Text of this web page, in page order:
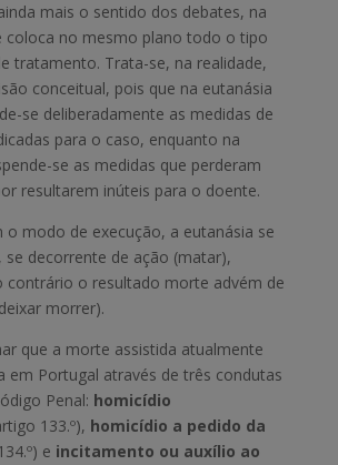
mais o sentido dos debates, na
coloca no mesmo plano todo o tipo
tratamento. Trata-se, na realidade,
conceitual, pois que na eutanásia
se deliberadamente as medidas de
para o caso, enquanto na
se as medidas que perderam
resultarem inúteis para o doente.
o modo de execução, a eutanásia se
se decorrente de ação (matar),
contrário o resultado morte advém de
morrer).
que a morte assistida atualmente
em Portugal através de três condutas
Penal: homicídio
133.º), homicídio a pedido da
e incitamento ou auxílio ao